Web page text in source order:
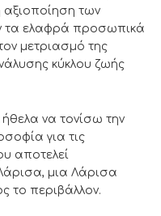
αξιοποίηση των
τα ελαφρά προσωπικά
μετριασμό της
κύκλου ζωής
να τονίσω την
για τις
αποτελεί
μια Λάρισα
το περιβάλλον.